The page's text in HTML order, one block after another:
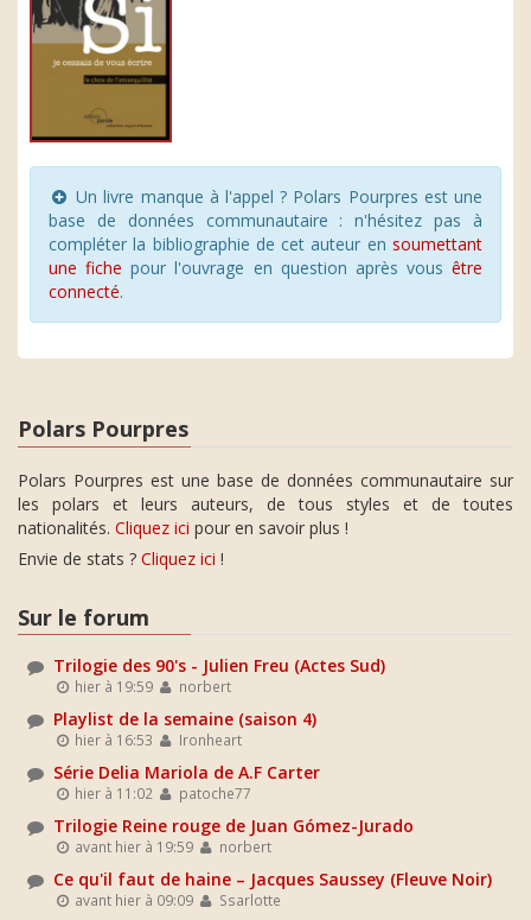
Un livre manque à l'appel ? Polars Pourpres est une
base de données communautaire : n'hésitez pas à
compléter la bibliographie de cet auteur en soumettant
une fiche pour l'ouvrage en question après vous être
connecté.
Polars Pourpres
Polars Pourpres est une base de données communautaire sur
les polars et leurs auteurs, de tous styles et de toutes
nationalités. Cliquez ici pour en savoir plus !
Envie de stats ? Cliquez ici !
Sur le forum
Trilogie des 90's - Julien Freu (Actes Sud)
hier à 19:59 norbert
Playlist de la semaine (saison 4)
hier à 16:53 Ironheart
Série Delia Mariola de A.F Carter
hier à 11:02 patoche77
Trilogie Reine rouge de Juan Gómez-Jurado
avant hier à 19:59 norbert
Ce qu'il faut de haine – Jacques Saussey (Fleuve Noir)
avant hier à 09:09 Ssarlotte